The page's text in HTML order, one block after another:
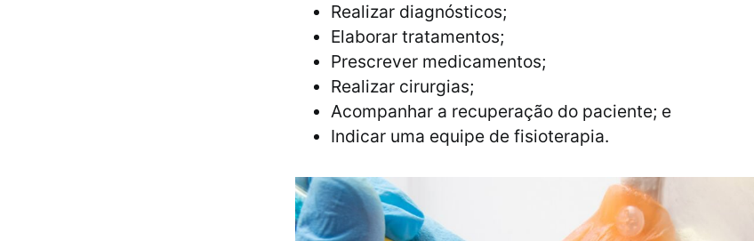
Realizar diagnósticos;
Elaborar tratamentos;
Prescrever medicamentos;
Realizar cirurgias;
Acompanhar a recuperação do paciente; e
Indicar uma equipe de fisioterapia.